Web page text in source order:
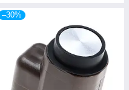
–30%